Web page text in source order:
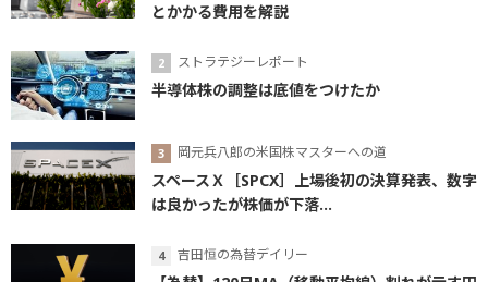
とかかる費用を解説
ストラテジーレポート
半導体株の調整は底値をつけたか
岡元兵八郎の米国株マスターへの道
スペースＸ［SPCX］上場後初の決算発表、数字
は良かったが株価が下落...
吉田恒の為替デイリー